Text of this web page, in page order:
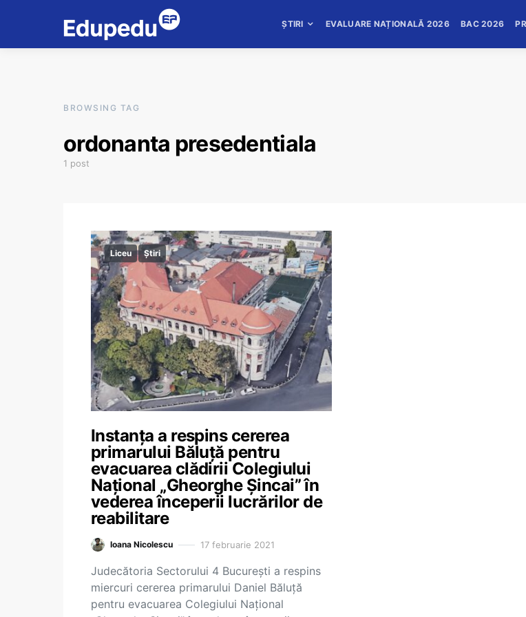
ȘTIRI EVALUARE NAȚIONALĂ 2026 BAC 2026
BROWSING TAG
ordonanta presedentiala
1 post
Liceu Știri
Instanța a respins cererea
primarului Băluță pentru
evacuarea clădirii Colegiului
Național „Gheorghe Șincai” în
vederea începerii lucrărilor de
reabilitare
Ioana Nicolescu 17 februarie 2021
Judecătoria Sectorului 4 București a respins
miercuri cererea primarului Daniel Băluță
pentru evacuarea Colegiului Național